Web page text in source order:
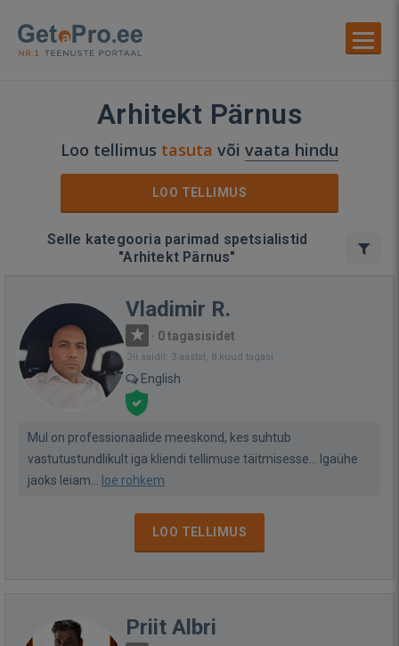
Arhitekt Pärnus
Loo tellimus tasuta või vaata hindu
LOO TELLIMUS
Selle kategooria parimad spetsialistid
"Arhitekt Pärnus"
Vladimir R.
· 0 tagasisidet
Oli saidil: 3 aastat, 8 kuud tagasi
English
Mul on professionaalide meeskond, kes suhtub
vastutustundlikult iga kliendi tellimuse täitmisesse... Igaühe
jaoks leiam...
loe rohkem
LOO TELLIMUS
Priit Albri